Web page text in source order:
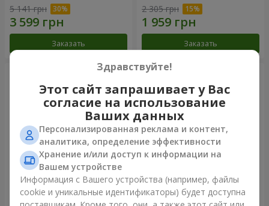
5 141 грн
Заказать
2 305 грн
Заказать
Букет "Tarnis" Монобукет из 9 белых роз
Здравствуйте!
Этот сайт запрашивает у Вас
согласие на использование
Ваших данных
Персонализированная реклама и контент,
аналитика, определение эффективности
Хранение и/или доступ к информации на
Вашем устройстве
Информация с Вашего устройства (например, файлы
cookie и уникальные идентификаторы) будет доступна